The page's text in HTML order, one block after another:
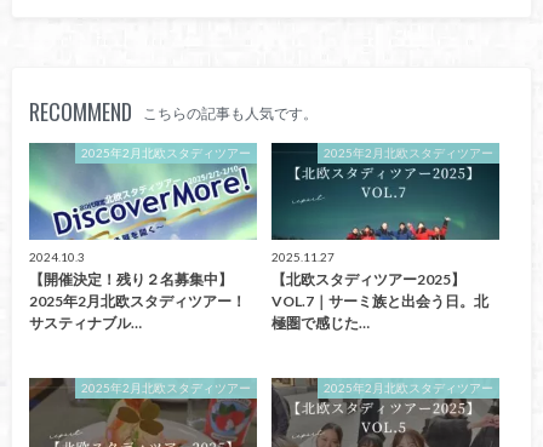
RECOMMEND こちらの記事も人気です。
2025年2月北欧スタディツアー
2024.10.3
【開催決定！残り２名募集中】
2025年2月北欧スタディツアー！
サスティナブル…
2025年2月北欧スタディツアー
2025.11.27
【北欧スタディツアー2025】
VOL.7｜サーミ族と出会う日。北
極圏で感じた…
2025年2月北欧スタディツアー 2025年2月北欧スタディツアー